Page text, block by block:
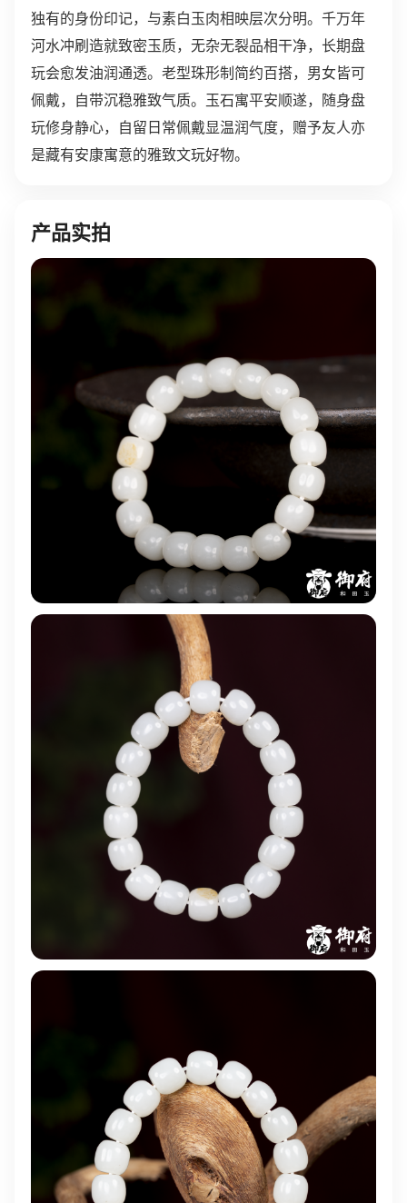
独有的身份印记，与素白玉肉相映层次分明。千万年
河水冲刷造就致密玉质，无杂无裂品相干净，长期盘
玩会愈发油润通透。老型珠形制简约百搭，男女皆可
佩戴，自带沉稳雅致气质。玉石寓平安顺遂，随身盘
玩修身静心，自留日常佩戴显温润气度，赠予友人亦
是藏有安康寓意的雅致文玩好物。
产品实拍